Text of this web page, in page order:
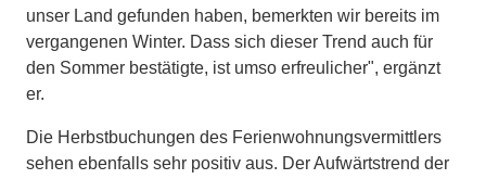
unser Land gefunden haben, bemerkten wir bereits im
vergangenen Winter. Dass sich dieser Trend auch für
den Sommer bestätigte, ist umso erfreulicher", ergänzt
er.
Die Herbstbuchungen des Ferienwohnungsvermittlers
sehen ebenfalls sehr positiv aus. Der Aufwärtstrend der